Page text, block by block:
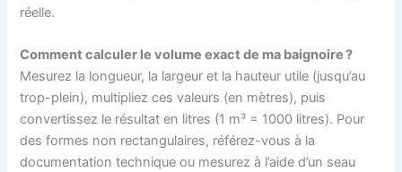
réelle.
Comment calculer le volume exact de ma baignoire ?
Mesurez la longueur, la largeur et la hauteur utile (jusqu’au
trop-plein), multipliez ces valeurs (en mètres), puis
convertissez le résultat en litres (1 m³ = 1000 litres). Pour
des formes non rectangulaires, référez-vous à la
documentation technique ou mesurez à l’aide d’un seau